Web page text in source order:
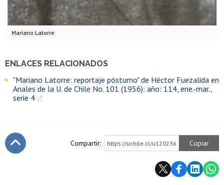
Mariano Latorre
ENLACES RELACIONADOS
"Mariano Latorre: reportaje póstumo" de Héctor Fuezalida en
Anales de la U. de Chile No. 101 (1956): año: 114, ene.-mar.,
serie 4
Compartir: https://uchile.cl/u120236 Copiar